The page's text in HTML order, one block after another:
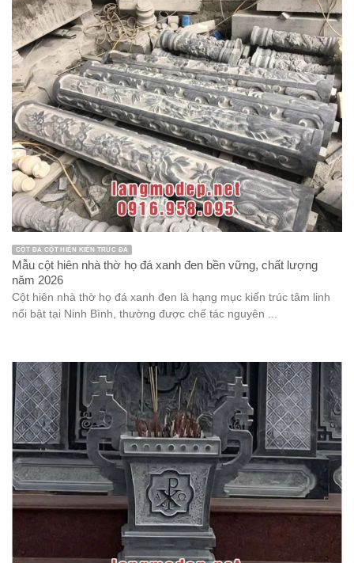
CỘT ĐÁ CỘT HIÊN KIẾN TRÚC ĐÁ
Mẫu cột hiên nhà thờ họ đá xanh đen bền vững, chất lượng
năm 2026
Cột hiên nhà thờ họ đá xanh đen là hạng mục kiến trúc tâm linh
nổi bật tại Ninh Bình, thường được chế tác nguyên ...